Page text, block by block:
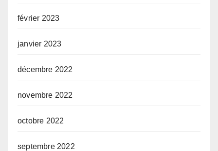
février 2023
janvier 2023
décembre 2022
novembre 2022
octobre 2022
septembre 2022